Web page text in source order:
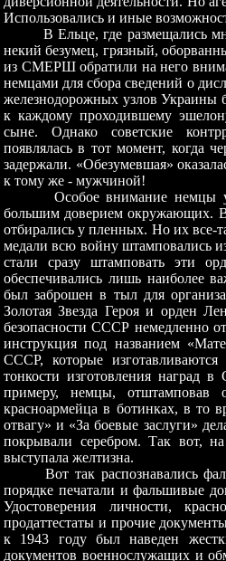
Использовались и иные
В Ельце, где размещались
некий безумец, грязный,
из СМЕРШ обратили на него
немцами для сбора сведений о
железнодорожных узлов Украины
к каждому проходившему
сыне. Однако советские
появлялась в тот момент, когда
задержали. «Обезумевшая»
к тому же - мужчиной!
Особое внимание немцы
большим доверием окружающих.
отбирались у пленных. Но их все-
медали всю войну штамповались
стали сразу штамповать эти
обеспечивались лишь наиболее
был заброшен в тыл для
Золотая Звезда Героя и орден
безопасности СССР немедленно
инструкция под названием
СССР, которые
тонкости изготовления
примеру, немцы, отштамповав
красноармейца в ботинках, в то
отвагу» и «За боевые заслуги»
покрывали серебром. Так вот,
выступала желтизна.
Вот так распознавались
порядке печатали и фальшивые
Удостоверения личности,
продаттестаты и прочие
к 1943 году был наведен
документов военнослужащих и